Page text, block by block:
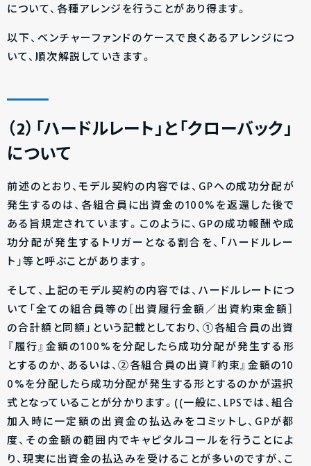
について、各種アレンジを行うことがあり得ます。
以下、ベンチャーファンドのケースで良くあるアレンジにつ
いて、順次解説していきます。
（2）「ハードルレート」と「クローバック」
について
前述のとおり、モデル契約の内容では、GPへの成功分配が
発生するのは、各組合員に出資金の100%を返還した後で
ある旨規定されています。このように、GPの成功報酬や成
功分配が発生するトリガーとなる割合を、「ハードルレー
ト」等と呼ぶことがあります。
そして、上記のモデル契約の内容では、ハードルレートにつ
いて「全ての組合員等の［出資履行金額／出資約束金額］
の合計額と同額」という記載としており、①各組合員の出資
『履行』金額の100%を分配したら成功分配が発生する形
とするのか、あるいは、②各組合員の出資『約束』金額の10
0%を分配したら成功分配が発生する形とするのかが選択
式となっていることが分かります。((一般に、LPSでは、組合
加入時に一定額の出資金の払込みをコミットし、GPが都
度、その金額の範囲内でキャピタルコールを行うことによ
り、現実に出資金の払込みを受けることが多いのですが、こ